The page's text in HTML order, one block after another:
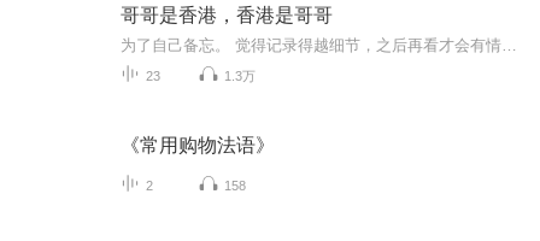
哥哥是香港，香港是哥哥
23 1.3万
《常用购物法语》
2 158